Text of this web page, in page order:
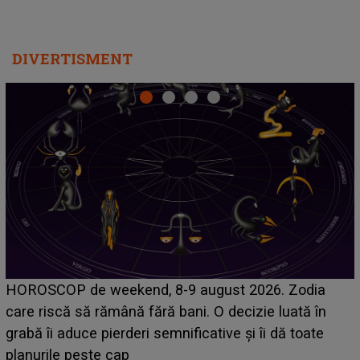
DIVERTISMENT
Emanuel a ținut ACEST DETALIU ASCUNS până
acum! În fața Alexandrei, concurentul din Casa Iubirii
face o MĂRTURISIRE NEAȘTEPTATĂ despre mama
sa: "I-am spus și ei în față, eu nu te iubesc pentru